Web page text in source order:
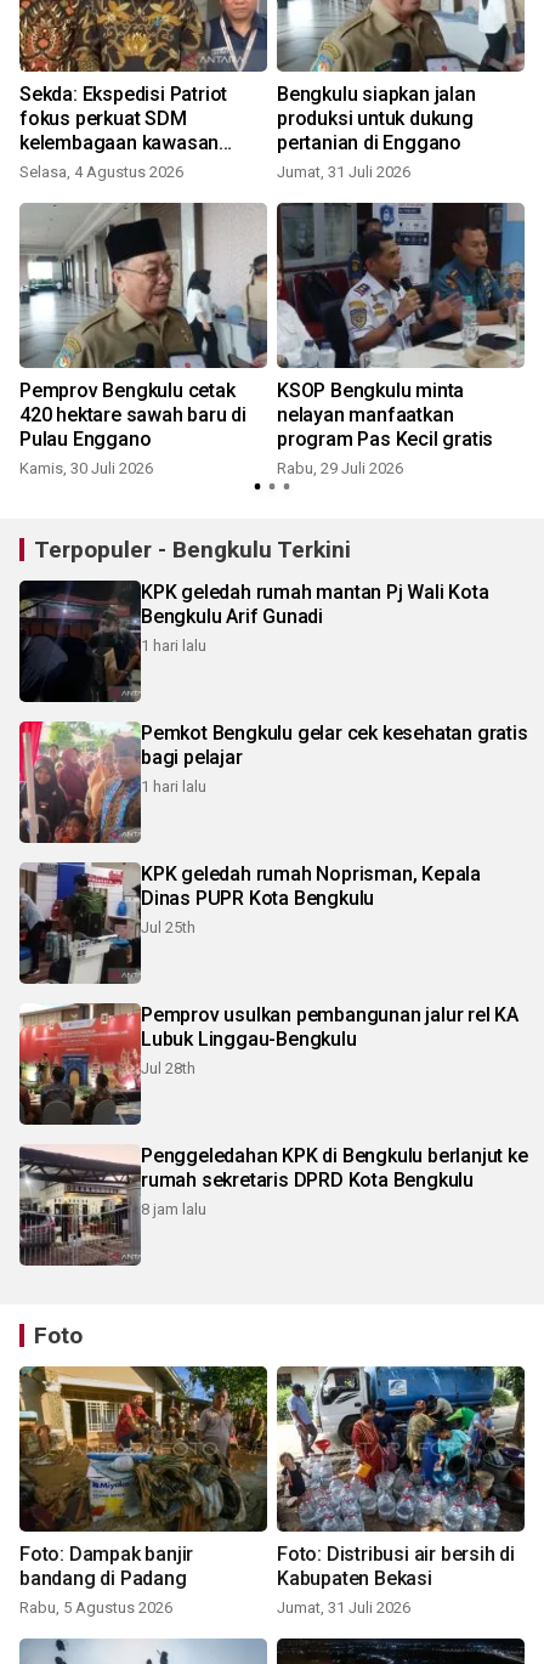
Sekda: Ekspedisi Patriot
fokus perkuat SDM
kelembagaan kawasan
Lagita
Selasa, 4 Agustus 2026
Bengkulu siapkan jalan
produksi untuk dukung
pertanian di Enggano
Jumat, 31 Juli 2026
Pemprov Bengkulu cetak
420 hektare sawah baru di
Pulau Enggano
Kamis, 30 Juli 2026
KSOP Bengkulu minta
nelayan manfaatkan
program Pas Kecil gratis
Rabu, 29 Juli 2026
Terpopuler - Bengkulu Terkini
KPK geledah rumah mantan Pj Wali Kota
Bengkulu Arif Gunadi
1 hari lalu
Pemkot Bengkulu gelar cek kesehatan gratis
bagi pelajar
1 hari lalu
KPK geledah rumah Noprisman, Kepala
Dinas PUPR Kota Bengkulu
Jul 25th
Pemprov usulkan pembangunan jalur rel KA
Lubuk Linggau-Bengkulu
Jul 28th
Penggeledahan KPK di Bengkulu berlanjut ke
rumah sekretaris DPRD Kota Bengkulu
8 jam lalu
Foto
Foto: Dampak banjir
bandang di Padang
Rabu, 5 Agustus 2026
Foto: Distribusi air bersih di
Kabupaten Bekasi
Jumat, 31 Juli 2026